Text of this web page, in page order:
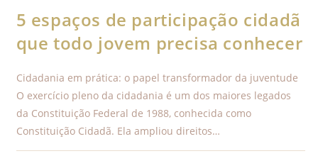
5 espaços de participação cidadã
que todo jovem precisa conhecer
Cidadania em prática: o papel transformador da juventude
O exercício pleno da cidadania é um dos maiores legados
da Constituição Federal de 1988, conhecida como
Constituição Cidadã. Ela ampliou direitos…